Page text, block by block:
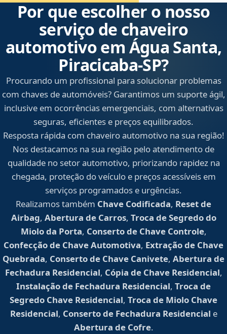
Por que escolher o nosso
serviço de chaveiro
automotivo em Água Santa,
Piracicaba‑SP?
Procurando um profissional para solucionar problemas
com chaves de automóveis? Garantimos um suporte ágil,
inclusive em ocorrências emergenciais, com alternativas
seguras, eficientes e preços equilibrados.
Resposta rápida com chaveiro automotivo na sua região!
Nos destacamos na sua região pelo atendimento de
qualidade no setor automotivo, priorizando rapidez na
chegada, proteção do veículo e preços acessíveis em
serviços programados e urgências.
Realizamos também Chave Codificada, Reset de
Airbag, Abertura de Carros, Troca de Segredo do
Miolo da Porta, Conserto de Chave Controle,
Confecção de Chave Automotiva, Extração de Chave
Quebrada, Conserto de Chave Canivete, Abertura de
Fechadura Residencial, Cópia de Chave Residencial,
Instalação de Fechadura Residencial, Troca de
Segredo Chave Residencial, Troca de Miolo Chave
Residencial, Conserto de Fechadura Residencial e
Abertura de Cofre.